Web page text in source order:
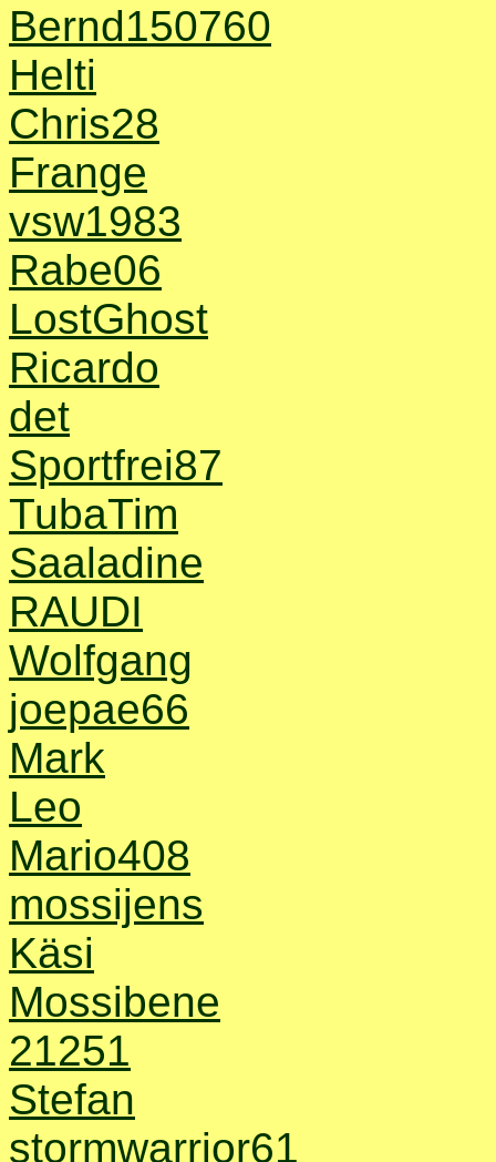
Bernd150760
Helti
Chris28
Frange
vsw1983
Rabe06
LostGhost
Ricardo
det
Sportfrei87
TubaTim
Saaladine
RAUDI
Wolfgang
joepae66
Mark
Leo
Mario408
mossijens
Käsi
Mossibene
21251
Stefan
stormwarrior61